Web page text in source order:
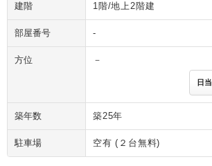
建階 1階/地上2階建
部屋番号 -
方位 －
日
築年数 築25年
駐車場 空有 (２台無料)